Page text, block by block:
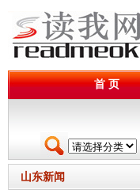
首 页
山东新闻